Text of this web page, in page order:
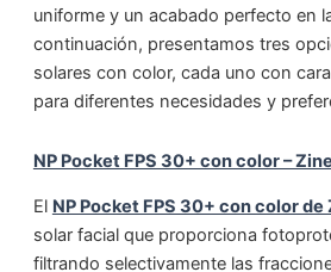
uniforme y un acabado perfecto en
continuación, presentamos tres
solares con color, cada uno con
para diferentes necesidades y
NP Pocket FPS 30+ con color – Zine
El NP Pocket FPS 30+ con color de
solar facial que proporciona
filtrando selectivamente las